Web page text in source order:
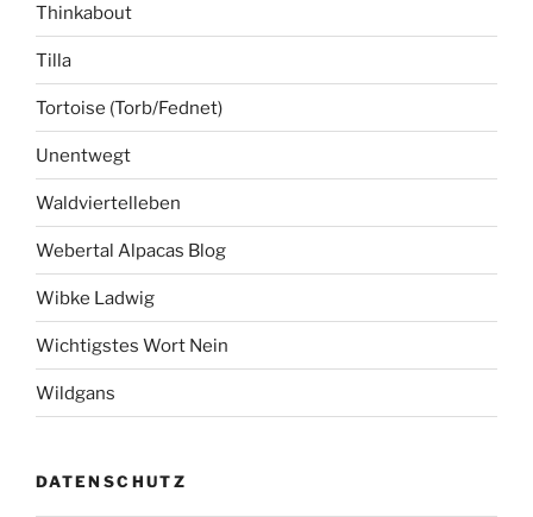
Thinkabout
Tilla
Tortoise (Torb/Fednet)
Unentwegt
Waldviertelleben
Webertal Alpacas Blog
Wibke Ladwig
Wichtigstes Wort Nein
Wildgans
DATENSCHUTZ